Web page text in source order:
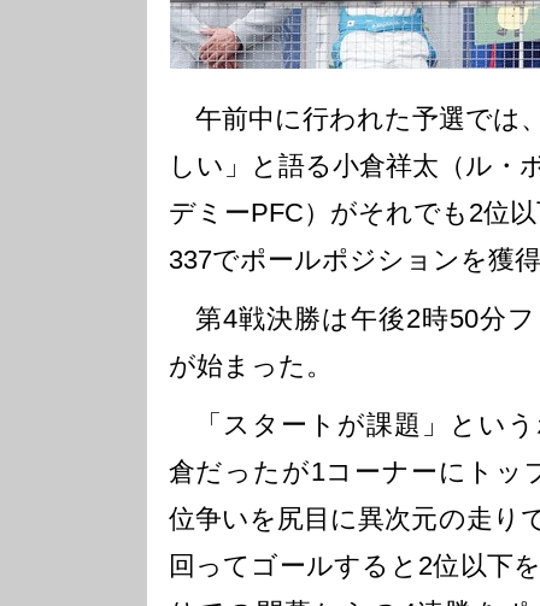
午前中に行われた予選では
しい」と語る小倉祥太（ル・
デミーPFC）がそれでも2位
337でポールポジションを獲
第4戦決勝は午後2時50分
が始まった。
「スタートが課題」とい
倉だったが1コーナーにトッ
位争いを尻目に異次元の走り
回ってゴールすると2位以下